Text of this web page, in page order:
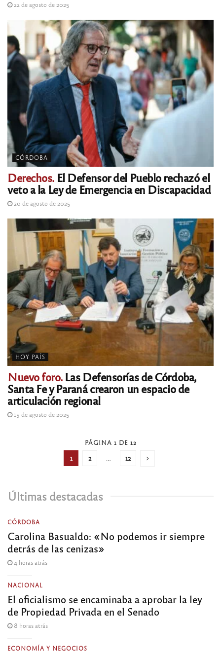
22 de agosto de 2025
CÓRDOBA
Derechos. El Defensor del Pueblo rechazó el
veto a la Ley de Emergencia en Discapacidad
20 de agosto de 2025
HOY PAÍS
Nuevo foro.Las Defensorías de Córdoba,
Santa Fe y Paraná crearon un espacio de
articulación regional
15 de agosto de 2025
PÁGINA 1 DE 12
1 2 12
Últimas destacadas
CÓRDOBA
Carolina Basualdo: «No podemos ir siempre
detrás de las cenizas»
4 horas atrás
NACIONAL
El oficialismo se encaminaba a aprobar la ley
de Propiedad Privada en el Senado
8 horas atrás
ECONOMÍA Y NEGOCIOS